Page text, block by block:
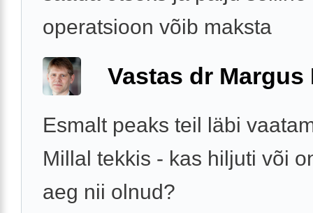
operatsioon võib maksta
Vastas dr Margus
Esmalt peaks teil läbi
Millal tekkis - kas hiljuti või
aeg nii olnud?